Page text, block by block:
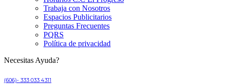
Trabaja con Nosotros
Espacios Publicitarios
Preguntas Frecuentes
PQRS
Política de privacidad
Necesitas Ayuda?
(606)- 333 033 4311